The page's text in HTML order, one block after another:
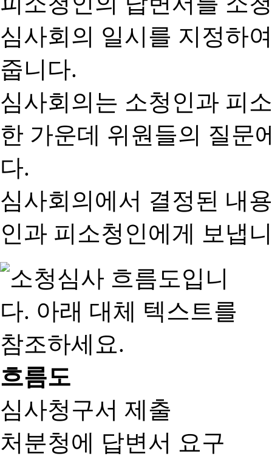
심사회의 일시를 지정하
줍니다.
심사회의는 소청인과 피
한 가운데 위원들의 질문
다.
심사회의에서 결정된 내
인과 피소청인에게 보냅
흐름도
심사청구서 제출
처분청에 답변서 요구